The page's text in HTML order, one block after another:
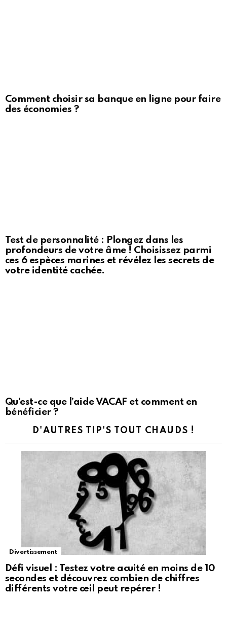
Comment choisir sa banque en ligne pour faire
des économies ?
Test de personnalité : Plongez dans les
profondeurs de votre âme ! Choisissez parmi
ces 6 espèces marines et révélez les secrets de
votre identité cachée.
Qu’est-ce que l’aide VACAF et comment en
bénéficier ?
D'AUTRES TIP'S TOUT CHAUDS !
Divertissement
Défi visuel : Testez votre acuité en moins de 10
secondes et découvrez combien de chiffres
différents votre œil peut repérer !